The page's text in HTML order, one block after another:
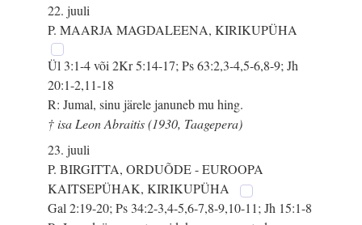
22. juuli
P. MAARJA MAGDALEENA, KIRIKUPÜHA
Ül 3:1-4 või 2Kr 5:14-17; Ps 63:2,3-4,5-6,8-9; Jh
20:1-2,11-18
R: Jumal, sinu järele januneb mu hing.
† isa Leon Abraitis (1930, Taagepera)
23. juuli
P. BIRGITTA, ORDUÕDE - EUROOPA
KAITSEPÜHAK, KIRIKUPÜHA
Gal 2:19-20; Ps 34:2-3,4-5,6-7,8-9,10-11; Jh 15:1-8